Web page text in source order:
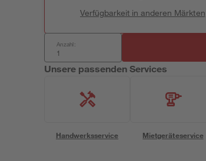
Verfügbarkeit in anderen Märkten
Anzahl:
Unsere passenden Services
Handwerksservice Mietgeräteservice